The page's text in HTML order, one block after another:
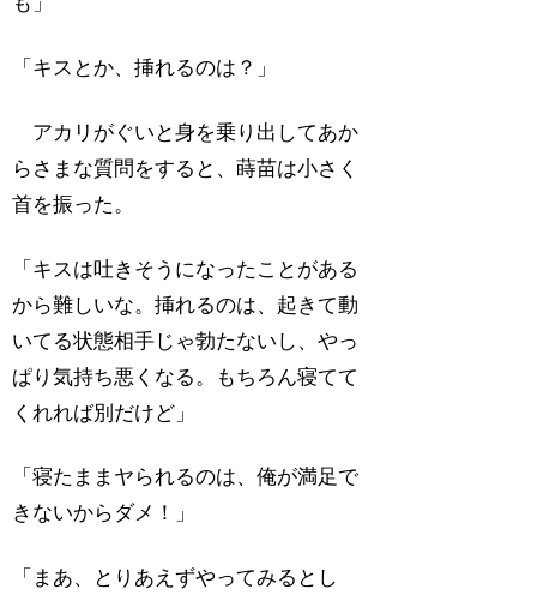
「キスとか、挿れるのは？」
アカリがぐいと身を乗り出してあか
らさまな質問をすると、蒔苗は小さく
首を振った。
「キスは吐きそうになったことがある
から難しいな。挿れるのは、起きて動
いてる状態相手じゃ勃たないし、やっ
ぱり気持ち悪くなる。もちろん寝てて
くれれば別だけど」
「寝たままヤられるのは、俺が満足で
きないからダメ！」
「まあ、とりあえずやってみるとし